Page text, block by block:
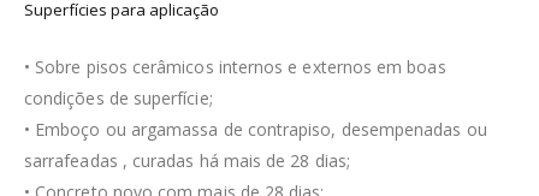
Superfícies para aplicação
• Sobre pisos cerâmicos internos e externos em boas
condições de superfície;
• Emboço ou argamassa de contrapiso, desempenadas ou
sarrafeadas , curadas há mais de 28 dias;